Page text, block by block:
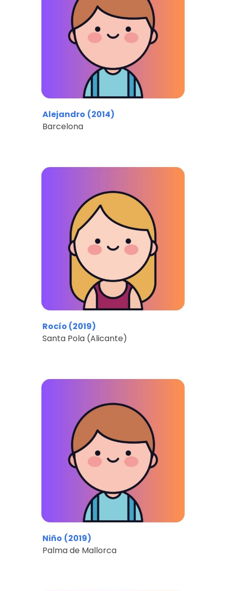
Alejandro (2014)
Barcelona
Rocío (2019)
Santa Pola (Alicante)
Niño (2019)
Palma de Mallorca